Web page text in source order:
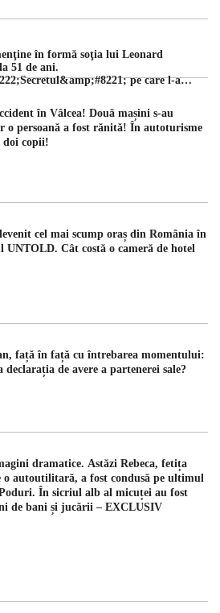
în formă soţia lui Leonard
51 de ani.
pe care l-a
în Vâlcea! Două mașini s-au
o persoană a fost rănită! În autoturisme
doi copii!
cel mai scump oraș din România în
UNTOLD. Cât costă o cameră de hotel
față în față cu întrebarea momentului:
declarația de avere a partenerei sale?
dramatice. Astăzi Rebeca, fetița
o autoutilitară, a fost condusă pe ultimul
În sicriul alb al micuței au fost
de bani și jucării – EXCLUSIV